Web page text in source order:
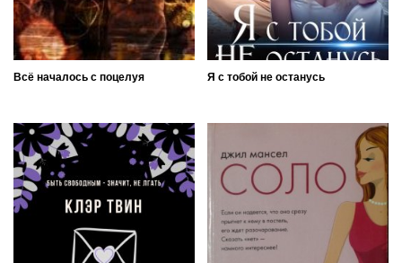
Всё началось с поцелуя Я с тобой не останусь